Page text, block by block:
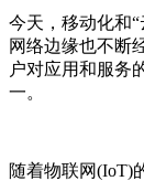
今天，移动化和
网络边缘也不断
户对应用和服务
一。
随着物联网(IoT)